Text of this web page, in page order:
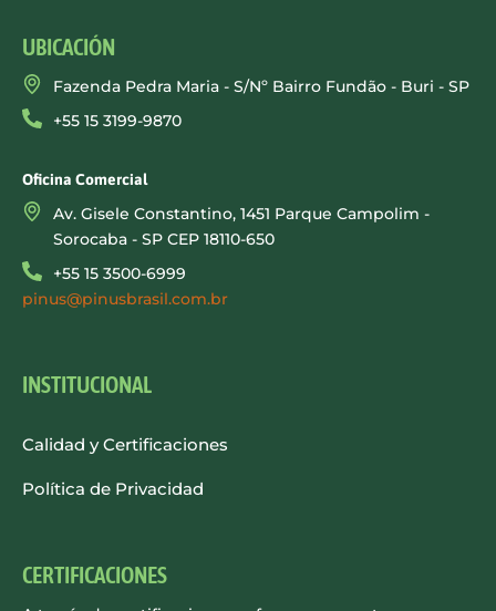
UBICACIÓN
Fazenda Pedra Maria - S/Nº Bairro Fundão - Buri - SP
+55 15 3199-9870
Oficina Comercial
Av. Gisele Constantino, 1451 Parque Campolim -
Sorocaba - SP CEP 18110-650
+55 15 3500-6999
pinus@pinusbrasil.com.br
INSTITUCIONAL
Calidad y Certificaciones
Política de Privacidad
CERTIFICACIONES